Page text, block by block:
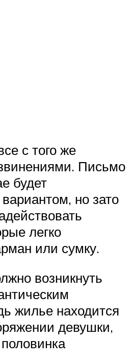
с того же
Письмо
будет
но зато
легко
или сумку.
возникнуть
жилье находится
девушки,